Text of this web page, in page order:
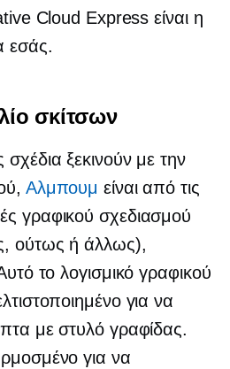
Cloud Express είναι η
εσάς.
σκίτσων
ξεκινούν με την
Αλμπουμ είναι από τις
γραφικού σχεδιασμού
ούτως ή άλλως),
το λογισμικό γραφικού
για να
με στυλό γραφίδας.
για να